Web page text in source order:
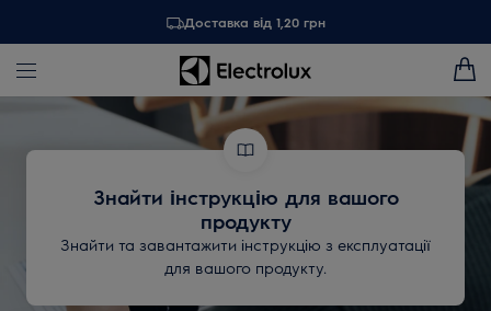
Доставка від 1,20 грн
Знайти інструкцію для вашого
продукту
Знайти та завантажити інструкцію з експлуатації
для вашого продукту.